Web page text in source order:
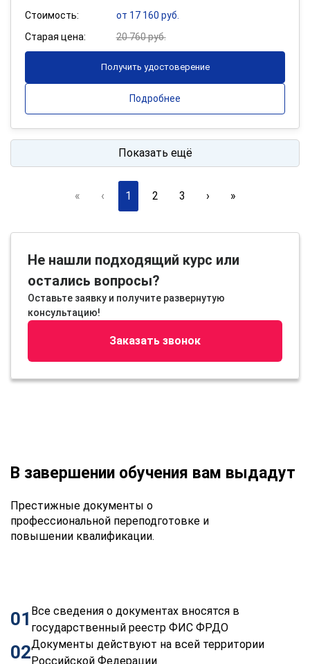
Стоимость:
от 17 160 руб.
Старая цена:
20 760 руб.
Получить удостоверение
Подробнее
Показать ещё
« ‹ 1 2 3 › »
Не нашли подходящий курс или
остались вопросы?
Оставьте заявку и получите развернутую
консультацию!
Заказать звонок
В завершении обучения вам выдадут
Престижные документы о
профессиональной переподготовке и
повышении квалификации.
01 Все сведения о документах вносятся в
государственный реестр ФИС ФРДО
02Документы действуют на всей территории
Российской Федерации